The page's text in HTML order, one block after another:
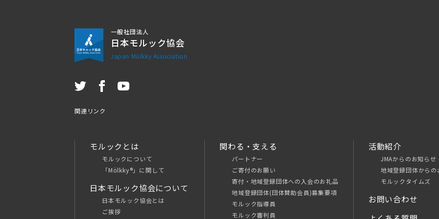
一般社団法人
日本モルック協会
Japan Mölkky Association
関連リンク
モルックとは
モルックについて
「Mölkky®」に関して
日本モルック協会について
日本モルック協会とは
ご挨拶
関わる・支える
パートナー
ご寄付のお願い
寄付・地域登録団体への入会のお礼品
地域登録団体(団体賛助会員)募集要項
モルック指導員
モルック審判員
活動紹介
JMAからのお知らせ
地域登録団体からの
モルックタイムズ
お問い合わせ